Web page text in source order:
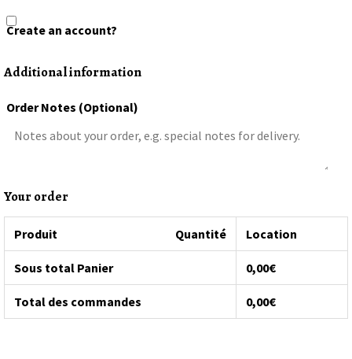
Create an account?
Additional information
Order Notes (optional)
Your order
Produit Quantité Location
Sous total Panier 0,00€
Total des commandes 0,00€